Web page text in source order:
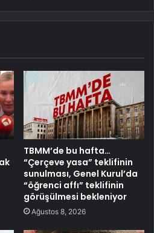
TBMM’de bu hafta…
“Çerçeve yasa” teklifinin
sunulması, Genel Kurul’da
“öğrenci affı” teklifinin
görüşülmesi bekleniyor
Ağustos 8, 2026